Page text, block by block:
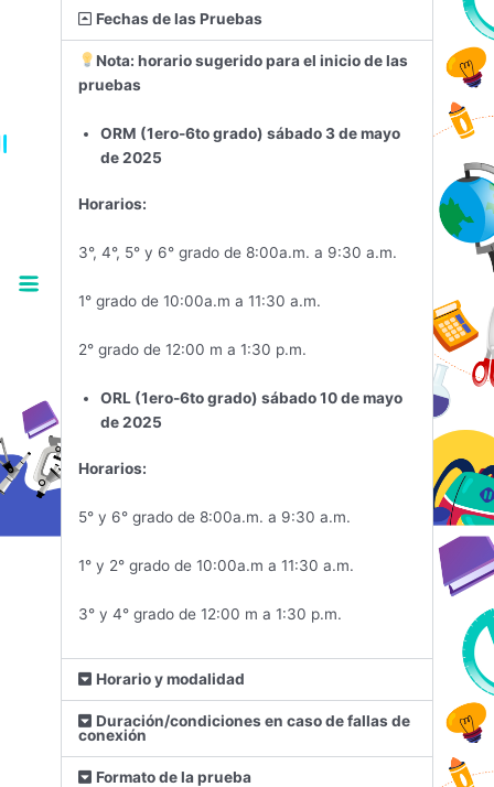
Fechas de las Pruebas
Nota: horario sugerido para el inicio de las
pruebas
ORM (1ero-6to grado) sábado 3 de mayo
de 2025
Horarios:
3°, 4°, 5° y 6° grado de 8:00a.m. a 9:30 a.m.
1° grado de 10:00a.m a 11:30 a.m.
2° grado de 12:00 m a 1:30 p.m.
ORL (1ero-6to grado) sábado 10 de mayo
de 2025
Horarios:
5° y 6° grado de 8:00a.m. a 9:30 a.m.
1° y 2° grado de 10:00a.m a 11:30 a.m.
3° y 4° grado de 12:00 m a 1:30 p.m.
Horario y modalidad
Duración/condiciones en caso de fallas de
conexión
Formato de la prueba